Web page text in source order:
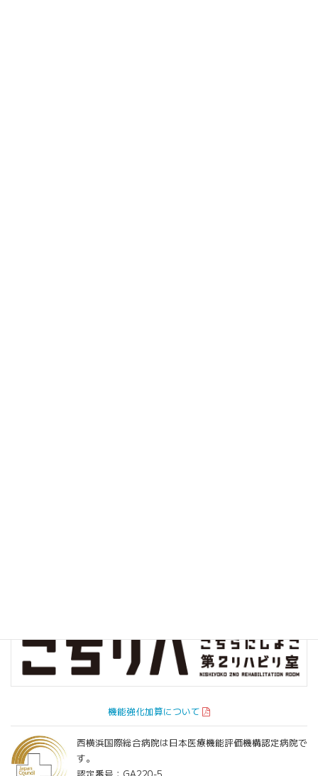
機能強化加算について
西横浜国際総合病院は日本医療機能評価機構認定病院で
す。